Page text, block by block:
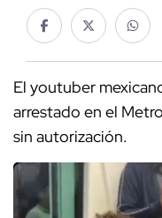
El youtuber
arrestado en el
sin autorización.